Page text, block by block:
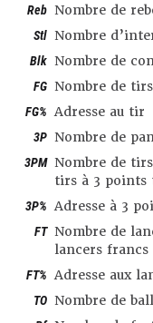
Reb Nombre de
Stl Nombre
Blk Nombre de
FG Nombre de
FG% Adresse au tir
3P Nombre de
3PM Nombre de
tirs à 3 points
3P% Adresse à 3
FT Nombre de
lancers francs
FT% Adresse aux
TO Nombre de